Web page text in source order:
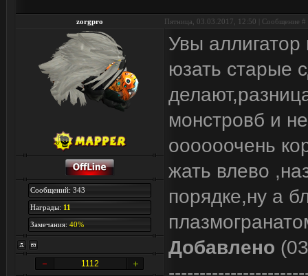
zorgpro Пятница, 03.03.2017, 12:50 | Сообщение #
Сообщений: 343
Награды: 11
Замечания:40%
1112
Увы
юзать старые
монстровб и
оооооочень
жать влево
порядке,ну а
Добавлено